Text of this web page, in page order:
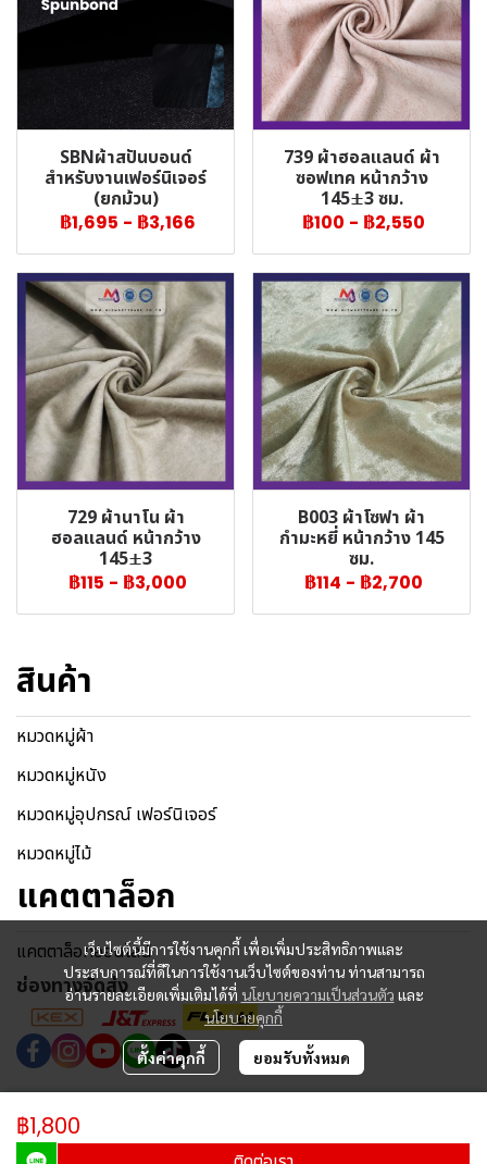
SBNผ้าสปันบอนด์
สำหรับงานเฟอร์นิเจอร์
(ยกม้วน)
฿1,695 - ฿3,166
739 ผ้าฮอลแลนด์ ผ้า
ซอฟเทค หน้ากว้าง
145±3 ซม.
฿100 - ฿2,550
729 ผ้านาโน ผ้า
ฮอลแลนด์ หน้ากว้าง
145±3
฿115 - ฿3,000
B003 ผ้าโซฟา ผ้า
กำมะหยี่ หน้ากว้าง 145
ซม.
฿114 - ฿2,700
฿1,800
เว็บไซต์นี้มีการใช้งานคุกกี้ เพื่อเพิ่มประสิทธิภาพและ
ประสบการณ์ที่ดีในการใช้งานเว็บไซต์ของท่าน ท่านสามารถ
อ่านรายละเอียดเพิ่มเติมได้ที่ นโยบายความเป็นส่วนตัว และ
นโยบายคุกกี้
ตั้งค่าคุกกี้ ยอมรับทั้งหมด
สินค้า
หมวดหมู่ผ้า
หมวดหมู่หนัง
หมวดหมู่อุปกรณ์ เฟอร์นิเจอร์
หมวดหมู่ไม้
แคตตาล็อก
แคตตาล็อกออนไลน์
ช่องทางจัดส่ง
ผู้เข้าชมวันนี้3,679